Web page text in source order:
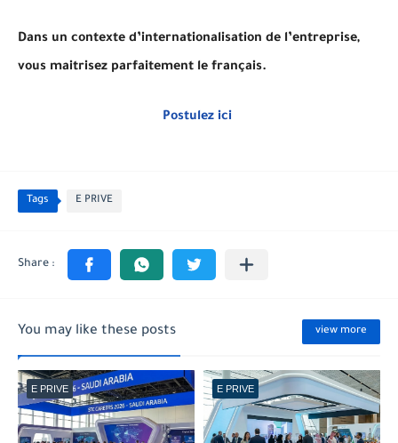
Dans un contexte d’internationalisation de l’entreprise,
vous maitrisez parfaitement le français.
Postulez ici
Tags E PRIVE
You may like these posts view more
E PRIVE E PRIVE